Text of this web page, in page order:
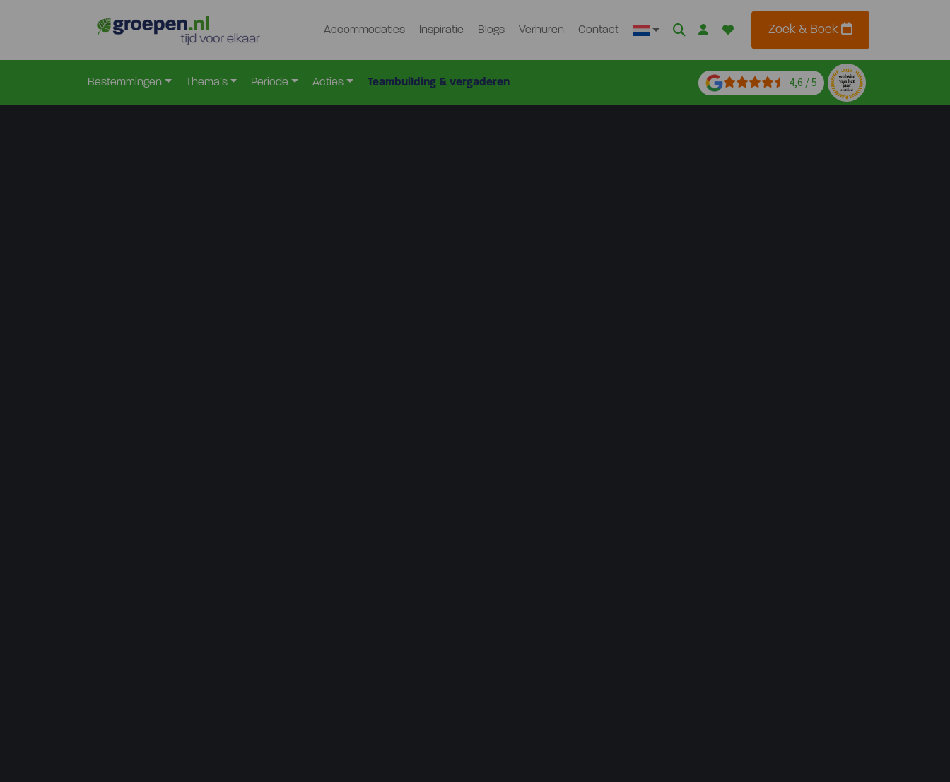
Accommodaties Inspiratie Blogs Verhuren Contact Zoek & Boek
Bestemmingen Thema’s Periode Acties Teambuilding & vergaderen 4,6 / 5